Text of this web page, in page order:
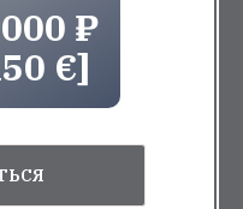
₽
€]